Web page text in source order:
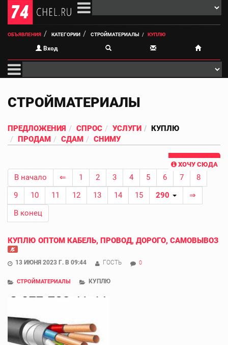
ОБЪЯВЛЕНИЯ КАТЕГОРИИ СТРОЙМАТЕРИАЛЫ КУПЛЮ
Вход
СТРОЙМАТЕРИАЛЫ
ПРЕДЛОЖЕНИЯ СПРОС УСЛУГИ
КУПЛЮ
ПРОДАМ
СДАМ СНИМУ
ХОЧУ СЮДА
В начало ⇐ 1 2 3 4 5 6 7
8
9
10 11 12 13 14 15 290
⇒
В конец
КУПЛЮ ОПТОМ КАБЕЛЬ, ПРОВОД, ДОРОГО, САМОВЫВОЗ
13 ИЮНЯ 2023 Г. В 09:44 ГОСТЬ 0
СТРОЙМАТЕРИАЛЫ КУПЛЮ